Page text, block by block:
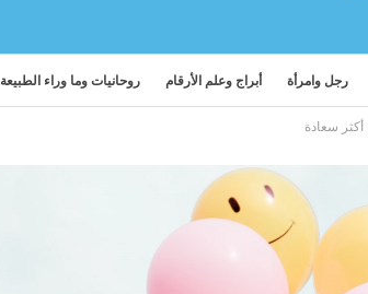
رجل وامرأة أبراج وعلم الأرقام روحانيات وما وراء الطبيعة